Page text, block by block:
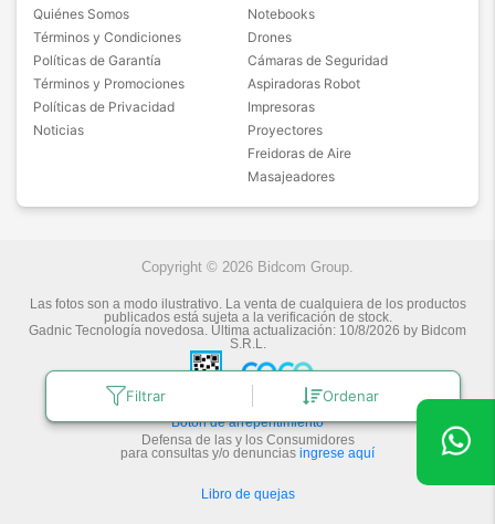
Filtrar Ordenar
Quiénes Somos
Términos y Condiciones
Políticas de Garantía
Términos y Promociones
Políticas de Privacidad
Noticias
Notebooks
Drones
Cámaras de Seguridad
Aspiradoras Robot
Impresoras
Proyectores
Freidoras de Aire
Masajeadores
Copyright © 2026 Bidcom Group.
Las fotos son a modo ilustrativo. La venta de cualquiera de los productos
publicados está sujeta a la verificación de stock.
Gadnic Tecnología novedosa. Última actualización: 10/8/2026 by Bidcom
S.R.L.
Botón de arrepentimiento
Defensa de las y los Consumidores
para consultas y/o denuncias ingrese aquí
Libro de quejas